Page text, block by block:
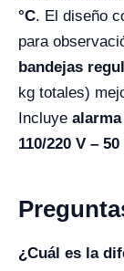
°C. El diseño
para
bandejas
kg totales)
Incluye
110/220 V – 50
¿Cuál es la